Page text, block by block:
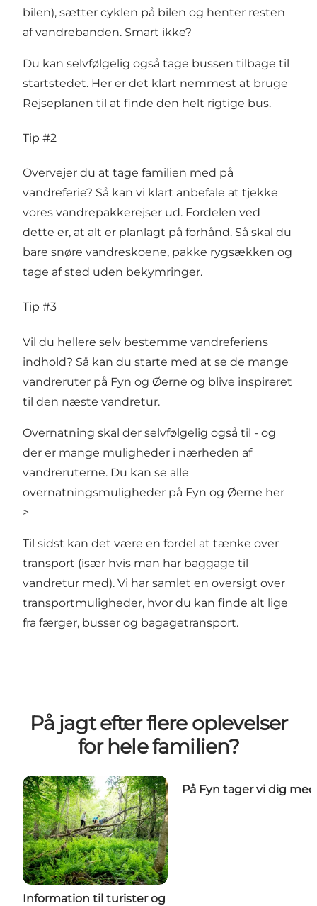
bilen), sætter cyklen på bilen og henter resten
af vandrebanden. Smart ikke?
Du kan selvfølgelig også tage bussen tilbage til
startstedet. Her er det klart nemmest at bruge
Rejseplanen til at finde den helt rigtige bus.
Tip #2
Overvejer du at tage familien med på
vandreferie? Så kan vi klart anbefale at tjekke
vores vandrepakkerejser ud. Fordelen ved
dette er, at alt er planlagt på forhånd. Så skal du
bare snøre vandreskoene, pakke rygsækken og
tage af sted uden bekymringer.
Tip #3
Vil du hellere selv bestemme vandreferiens
indhold? Så kan du starte med at se de mange
vandreruter på Fyn og Øerne og blive inspireret
til den næste vandretur.
Overnatning skal der selvfølgelig også til - og
der er mange muligheder i nærheden af
vandreruterne. Du kan se alle
overnatningsmuligheder på Fyn og Øerne her
>
Til sidst kan det være en fordel at tænke over
transport (især hvis man har baggage til
vandretur med). Vi har samlet en oversigt over
transportmuligheder, hvor du kan finde alt lige
fra færger, busser og bagagetransport.
På jagt efter flere oplevelser
for hele familien?
Information til turister og
På Fyn tager vi dig med